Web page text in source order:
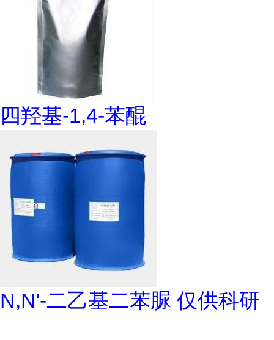
四羟基-1,4-苯醌
N,N'-二乙基二苯脲 仅供科研